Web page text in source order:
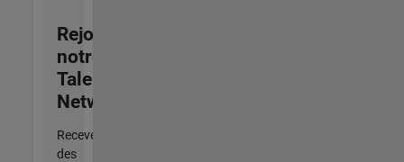
Rejoignez
notre
Talent
Network
Recevez
des